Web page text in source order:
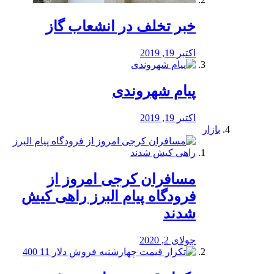
خبر تخلف در انشعاب گاز
اکتبر 19, 2019
پیام شهروندی
اکتبر 19, 2019
بازار
مسافران کرجی امروز از
فرودگاه پیام البرز راهی کیش
شدند
جولای 2, 2020